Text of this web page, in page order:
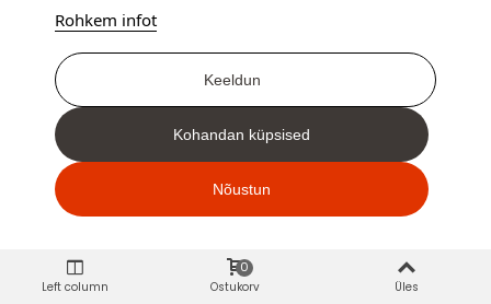
Rohkem infot
Keeldun
Kohandan küpsised
Nõustun
KONTAKT
Left column Ostukorv
0
Üles